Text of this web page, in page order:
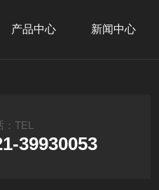
产品中心 新闻中心
：TEL
39930053